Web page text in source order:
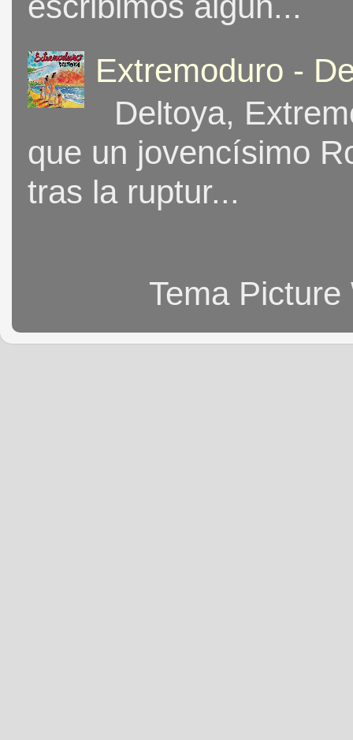
Extremoduro -
Deltoya,
que un jovencísimo
tras la ruptur...
Tema